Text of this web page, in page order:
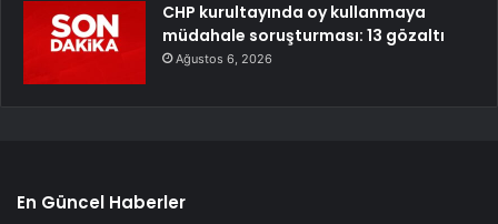
CHP kurultayında oy kullanmaya
müdahale soruşturması: 13 gözaltı
Ağustos 6, 2026
En Güncel Haberler